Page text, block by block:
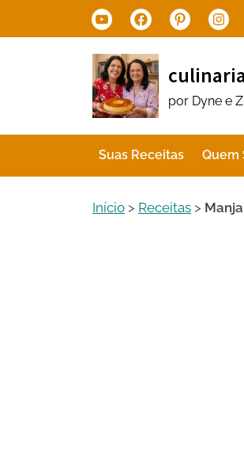
to
YoutubeFacebookPinterest
por Dyne e
Suas Receitas Quem
Início > Receitas >